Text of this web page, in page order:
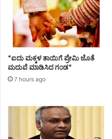
*ಐದು ಮಕ್ಕಳ ತಾಯಿಗೆ ಪ್ರೇಮಿ ಜೊತೆ
ಮದುವೆ ಮಾಡಿಸಿದ ಗಂಡ*
7 hours ago